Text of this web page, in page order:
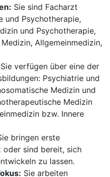
Sie sind Facharzt
und Psychotherapie,
und Psychotherapie,
Allgemeinmedizin,
Sie verfügen über eine der
Psychiatrie und
Medizin und
Medizin
bzw. Innere
bringen erste
oder sind bereit, sich
zu lassen.
Sie arbeiten